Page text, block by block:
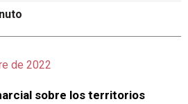
de 2022
sobre los territorios